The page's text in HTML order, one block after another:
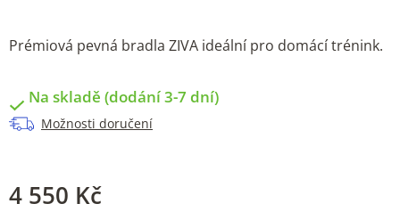
Prémiová pevná bradla ZIVA ideální pro domácí trénink.
Na skladě (dodání 3-7 dní)
Možnosti doručení
4 550 Kč